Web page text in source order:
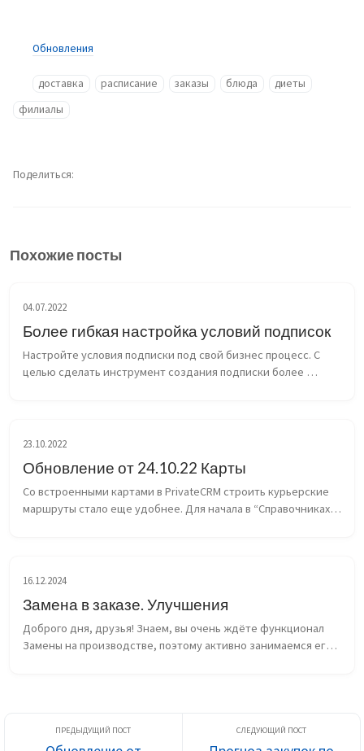
Обновления
доставка расписание заказы блюда
диеты
филиалы
Поделиться
Похожие посты
04.07.2022
Более гибкая настройка условий подписок
Настройте условия подписки под свой бизнес процесс. С
целью сделать инструмент создания подписки более
23.10.2022
Обновление от 24.10.22 Карты
Со встроенными картами в PrivateCRM строить курьерские
маршруты стало еще удобнее. Для начала в “Справочниках”
16.12.2024
Замена в заказе. Улучшения
Доброго дня, друзья! Знаем, вы очень ждёте функционал
Замены на производстве, поэтому активно занимаемся его